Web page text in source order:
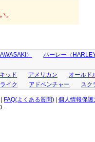
。
）
ハーレー（
ッド アメリカン オールド
ライク アドベンチャー スク
FAQ(よくある質問)
個人情報保護